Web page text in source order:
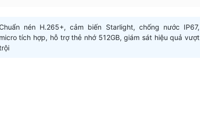
Chuẩn nén H.265+, cảm biến Starlight, chống nước IP67,
micro tích hợp, hỗ trợ thẻ nhớ 512GB, giám sát hiệu quả vượt